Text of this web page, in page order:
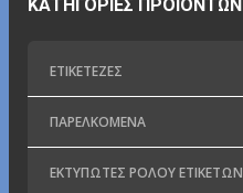
ΚΑΤΗΓΟΡΊΕΣ ΠΡΟΪΌΝΤΩΝ
ΕΤΙΚΕΤΈΖΕΣ
ΠΑΡΕΛΚΌΜΕΝΑ
ΕΚΤΥΠΩΤΈΣ ΡΟΛΟΎ ΕΤΙΚΕΤΏΝ